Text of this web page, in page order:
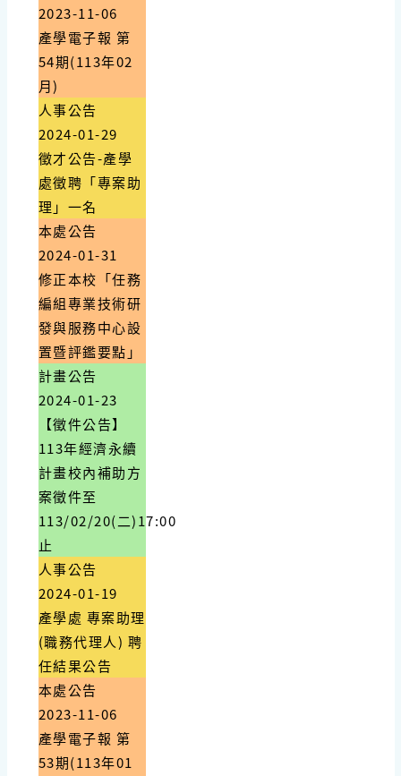
2023-11-06
產學電子報 第
54期(113年02
月)
人事公告
2024-01-29
徵才公告-產學
處徵聘「專案助
理」一名
本處公告
2024-01-31
修正本校「任務
編組專業技術研
發與服務中心設
置暨評鑑要點」
計畫公告
2024-01-23
【徵件公告】
113年經濟永續
計畫校內補助方
案徵件至
113/02/20(二)17:00
止
人事公告
2024-01-19
產學處 專案助理
(職務代理人) 聘
任結果公告
本處公告
2023-11-06
產學電子報 第
53期(113年01